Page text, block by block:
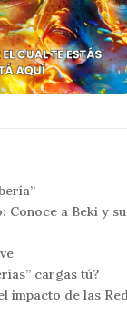
Conoce a Beki y
cargas tú?
impacto de las